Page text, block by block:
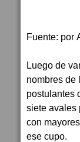
Fuente: por
Luego de
nombres de
postulantes
siete avales
con
ese cupo.